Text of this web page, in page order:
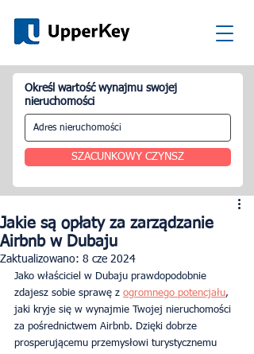
Określ wartość wynajmu swojej
nieruchomości
SZACUNKOWY CZYNSZ
Jakie są opłaty za zarządzanie
Airbnb w Dubaju
Zaktualizowano: 8 cze 2024
Jako właściciel w Dubaju prawdopodobnie
zdajesz sobie sprawę z ogromnego potencjału,
jaki kryje się w wynajmie Twojej nieruchomości
za pośrednictwem Airbnb. Dzięki dobrze
prosperującemu przemysłowi turystycznemu